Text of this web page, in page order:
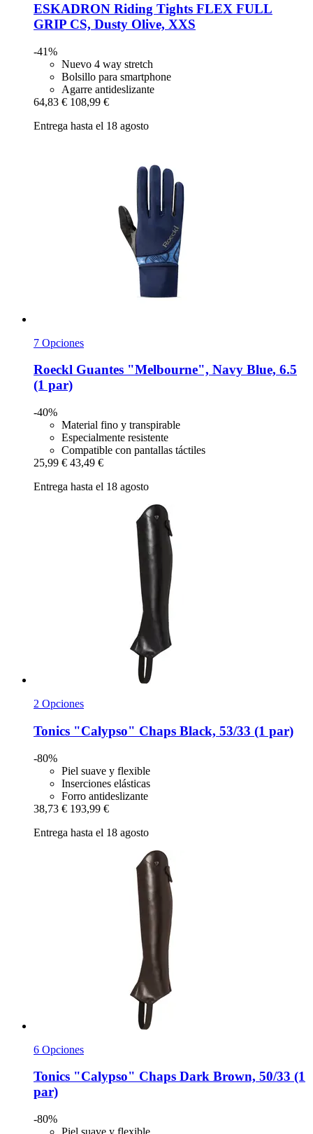
ESKADRON Riding Tights FLEX FULL
GRIP CS, Dusty Olive, XXS
-41%
Nuevo 4 way stretch
Bolsillo para smartphone
Agarre antideslizante
64,83 € 108,99 €
Entrega hasta el 18 agosto
7 Opciones
Roeckl Guantes "Melbourne", Navy Blue, 6.5
(1 par)
-40%
Material fino y transpirable
Especialmente resistente
Compatible con pantallas táctiles
25,99 € 43,49 €
Entrega hasta el 18 agosto
2 Opciones
Tonics "Calypso" Chaps Black, 53/33 (1 par)
-80%
Piel suave y flexible
Inserciones elásticas
Forro antideslizante
38,73 € 193,99 €
Entrega hasta el 18 agosto
6 Opciones
Tonics "Calypso" Chaps Dark Brown, 50/33 (1
par)
-80%
Piel suave y flexible